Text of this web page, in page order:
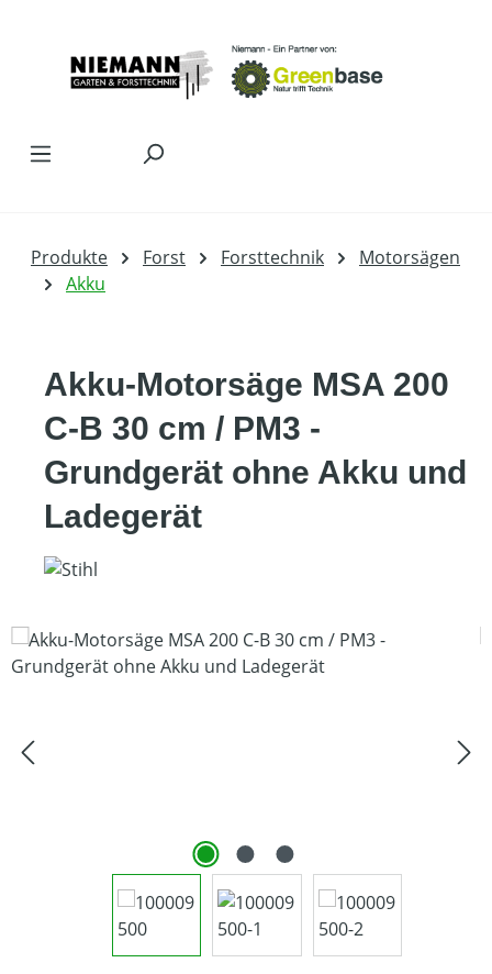
Produkte Forst Forsttechnik
Motorsägen
Akku
Akku-Motorsäge MSA 200
C-B 30 cm / PM3 -
Grundgerät ohne Akku und
Ladegerät
Bildergalerie überspringen